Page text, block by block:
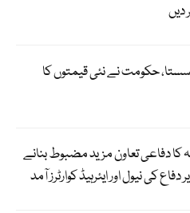
دیں
سستا، حکومت نے نئی قیمتوں کا
کا دفاعی تعاون مزید مضبوط بنانے
دفاع کی نیول اور ایئرہیڈ کوارٹرز آمد